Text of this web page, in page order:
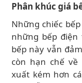
Phân khúc giá
Những chiếc
những bếp điện
bếp này vẫn
còn hạn chế
xuất kém hơn